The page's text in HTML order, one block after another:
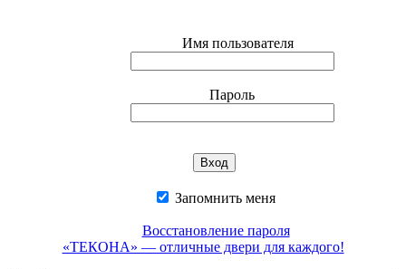
Имя пользователя
Пароль
Запомнить меня
Восстановление пароля
«ТЕКОНА» — отличные двери для каждого!